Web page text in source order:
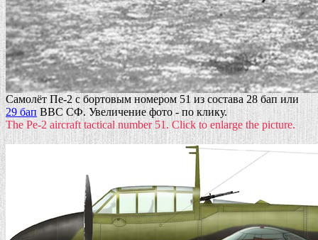
Самолёт Пе-2 с бортовым номером 51 из состава 28 бап или
29 бап ВВС СФ. Увеличение фото - по клику.
The Pe-2 aircraft tactical number 51. Click to enlarge the picture.